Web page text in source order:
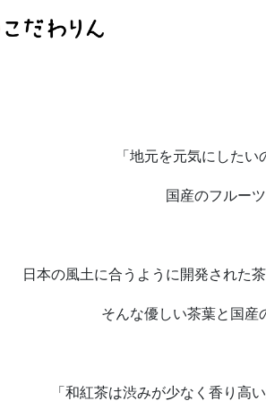
「地元を元気にした
国産のフルー
日本の風土に合うように開発された
そんな優しい茶葉と国産
「和紅茶は渋みが少なく香り高